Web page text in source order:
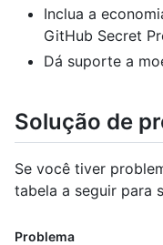
Inclua a
GitHub Secret
Dá suporte a
Solução de
Se você tiver
tabela a seguir para
Problema